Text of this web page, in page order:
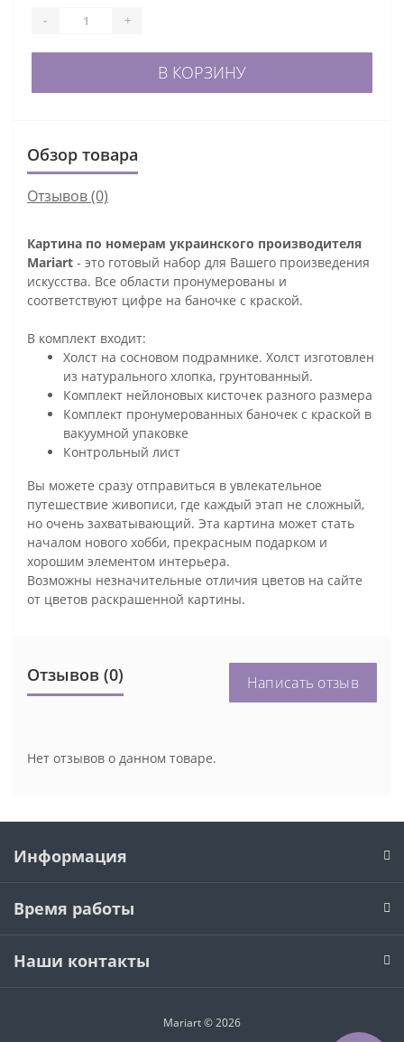
- +
В КОРЗИНУ
Обзор товара
Отзывов (0)
Картина по номерам украинского производителя
Mariart - это готовый набор для Вашего произведения
искусства. Все области пронумерованы и
соответствуют цифре на баночке с краской.
В комплект входит:
Холст на сосновом подрамнике. Холст изготовлен
из натурального хлопка, грунтованный.
Комплект нейлоновых кисточек разного размера
Комплект пронумерованных баночек с краской в
вакуумной упаковке
Контрольный лист
Вы можете сразу отправиться в увлекательное
путешествие живописи, где каждый этап не сложный,
но очень захватывающий. Эта картина может стать
началом нового хобби, прекрасным подарком и
хорошим элементом интерьера.
Возможны незначительные отличия цветов на сайте
от цветов раскрашенной картины.
Отзывов (0) Написать отзыв
Нет отзывов о данном товаре.
Информация
Время работы
Наши контакты
Mariart © 2026